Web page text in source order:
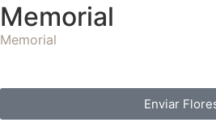
Memorial
Memorial
Enviar